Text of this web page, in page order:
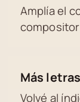
Amplía el
Más
Volvé al